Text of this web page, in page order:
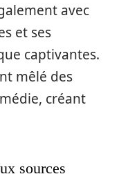
avec
et ses
captivantes.
mêlé des
créant
sources